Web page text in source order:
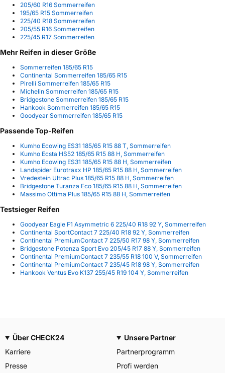
205/60 R16 Sommerreifen
195/65 R15 Sommerreifen
225/40 R18 Sommerreifen
205/55 R16 Sommerreifen
225/45 R17 Sommerreifen
Mehr Reifen in dieser Größe
Sommerreifen 185/65 R15
Continental Sommerreifen 185/65 R15
Pirelli Sommerreifen 185/65 R15
Michelin Sommerreifen 185/65 R15
Bridgestone Sommerreifen 185/65 R15
Hankook Sommerreifen 185/65 R15
Goodyear Sommerreifen 185/65 R15
Passende Top-Reifen
Kumho Ecowing ES31 185/65 R15 88 T, Sommerreifen
Kumho Ecsta HS52 185/65 R15 88 H, Sommerreifen
Kumho Ecowing ES31 185/65 R15 88 H, Sommerreifen
Landspider Eurotraxx HP 185/65 R15 88 H, Sommerreifen
Vredestein Ultrac Plus 185/65 R15 88 H, Sommerreifen
Bridgestone Turanza Eco 185/65 R15 88 H, Sommerreifen
Massimo Ottima Plus 185/65 R15 88 H, Sommerreifen
Testsieger Reifen
Goodyear Eagle F1 Asymmetric 6 225/40 R18 92 Y, Sommerreifen
Continental SportContact 7 225/40 R18 92 Y, Sommerreifen
Continental PremiumContact 7 225/50 R17 98 Y, Sommerreifen
Bridgestone Potenza Sport Evo 205/45 R17 88 Y, Sommerreifen
Continental PremiumContact 7 235/55 R18 100 V, Sommerreifen
Continental PremiumContact 7 235/45 R18 98 Y, Sommerreifen
Hankook Ventus Evo K137 255/45 R19 104 Y, Sommerreifen
Über CHECK24
Karriere
Presse
Unsere Partner
Partnerprogramm
Profi werden